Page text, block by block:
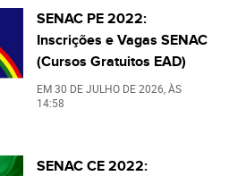
SENAC PE 2022:
Inscrições e Vagas SENAC
(Cursos Gratuitos EAD)
EM30 DE JULHO DE 2026, ÀS
14:58
SENAC CE 2022: